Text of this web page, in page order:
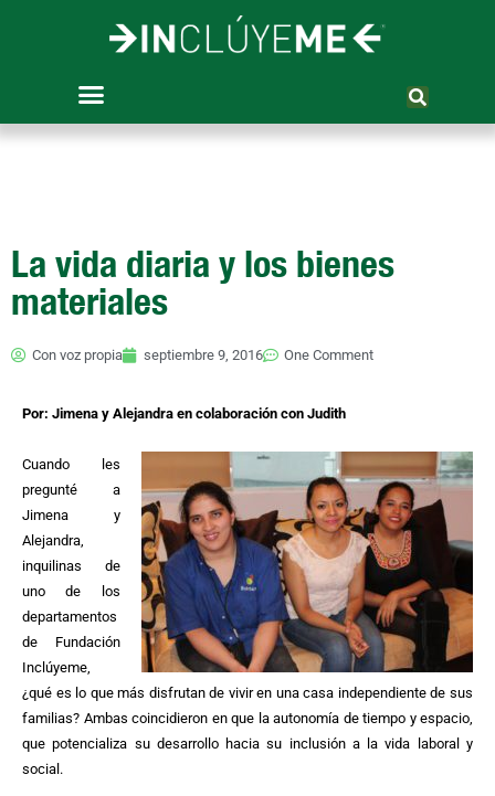
La vida diaria y los bienes
materiales
Con voz propia septiembre 9, 2016 One Comment
Por: Jimena y Alejandra en colaboración con Judith
Cuando les
pregunté a
Jimena y
Alejandra,
inquilinas de
uno de los
departamentos
de Fundación
Inclúyeme,
¿qué es lo que más disfrutan de vivir en una casa independiente de sus
familias? Ambas coincidieron en que la autonomía de tiempo y espacio,
que potencializa su desarrollo hacia su inclusión a la vida laboral y
social.